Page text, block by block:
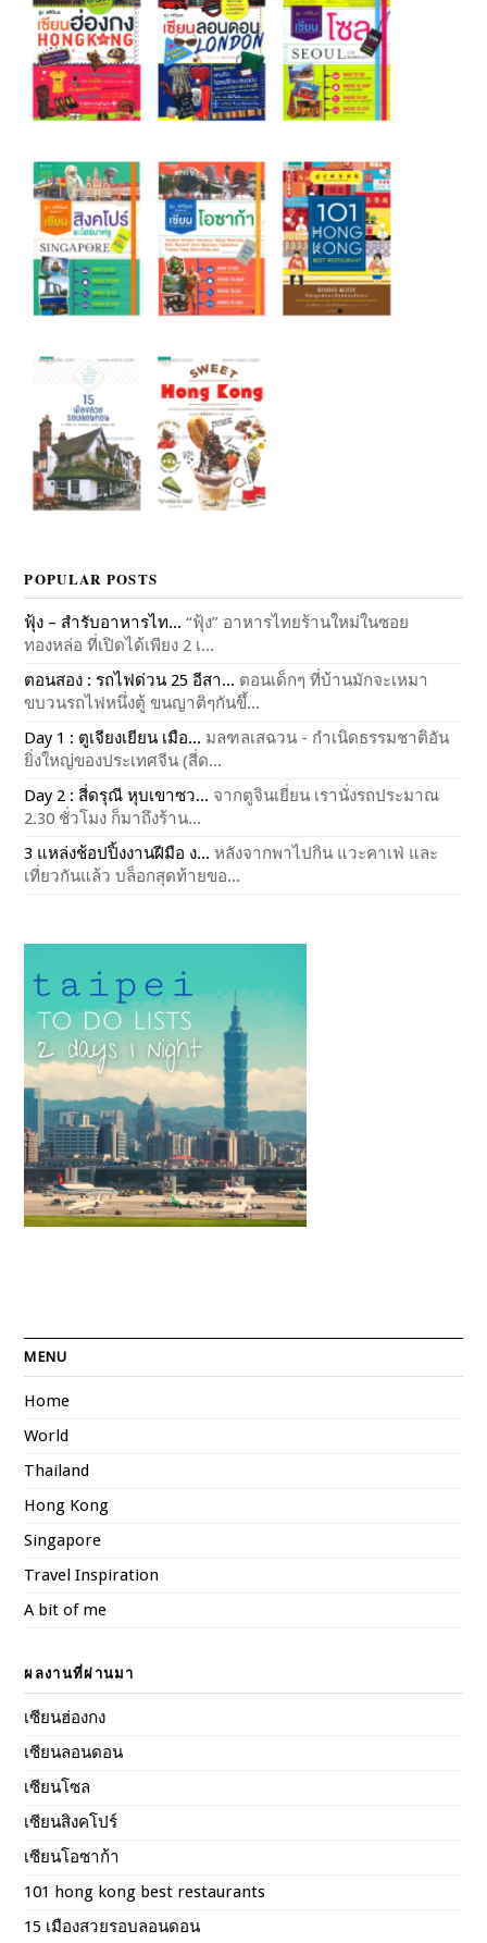
POPULAR POSTS
ฟุ้ง – สำรับอาหารไท... “ฟุ้ง” อาหารไทยร้านใหม่ในซอย
ทองหล่อ ที่เปิดได้เพียง 2 เ...
ตอนสอง : รถไฟด่วน 25 อีสา... ตอนเด็กๆ ที่บ้านมักจะเหมา
ขบวนรถไฟหนึ่งตู้ ขนญาติๆกันขึ้...
Day 1 : ตูเจียงเยียน เมือ... มลฑลเสฉวน - กำเนิดธรรมชาติอัน
ยิ่งใหญ่ของประเทศจีน (สี่ด...
Day 2 : สี่ดรุณี หุบเขาซว... จากตูจินเยี่ยน เรานั่งรถประมาณ
2.30 ชั่วโมง ก็มาถึงร้าน...
3 แหล่งช้อปปิ้งงานฝีมือ ง... หลังจากพาไปกิน แวะคาเฟ่ และ
เที่ยวกันแล้ว บล็อกสุดท้ายขอ...
MENU
Home
World
Thailand
Hong Kong
Singapore
Travel Inspiration
A bit of me
ผลงานที่ผ่านมา
เซียนฮ่องกง
เซียนลอนดอน
เซียนโซล
เซียนสิงคโปร์
เซียนโอซาก้า
101 hong kong best restaurants
15 เมืองสวยรอบลอนดอน